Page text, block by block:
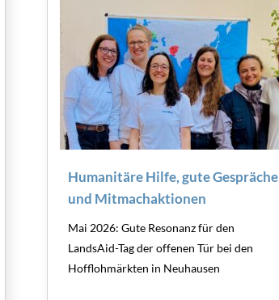
Humanitäre Hilfe, gute Gespräche
und Mitmachaktionen
Mai 2026: Gute Resonanz für den
LandsAid-Tag der offenen Tür bei den
Hofflohmärkten in Neuhausen